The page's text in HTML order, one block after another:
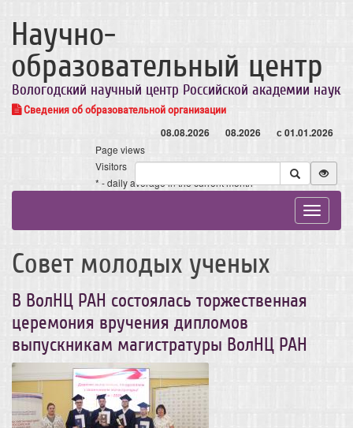
Научно-
образовательный центр
Вологодский научный центр Российской академии наук
Сведения об образовательной организации
08.08.2026 08.2026 с 01.01.2026
Page views
Visitors
* - daily average in the current month
Toggle
Совет молодых ученых
В ВолНЦ РАН состоялась торжественная
церемония вручения дипломов
выпускникам магистратуры ВолНЦ РАН